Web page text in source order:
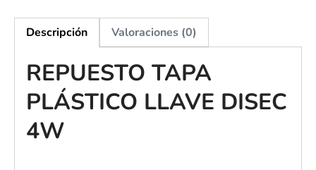
Descripción Valoraciones (0)
REPUESTO TAPA
PLÁSTICO LLAVE DISEC
4W